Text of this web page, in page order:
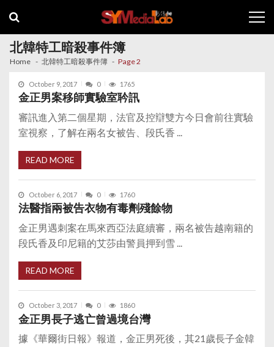
navigation
content
北韓特工暗殺事件簿
Home 北韓特工暗殺事件簿 Page 2
October 9, 2017 0 1765
金正男案移師實驗室耹訊
審訊進入第二個星期，法官及控辯雙方今日會前往實驗
室視察，了解在兩名女被告、段氏香 ...
READ MORE
October 6, 2017 0 1760
法醫指兩被告衣物有毒劑殘餘物
金正男遇刺案在馬來西亞法庭續審，兩名被告越南籍的
段氏香及印尼籍的艾莎由警員押到雪 ...
READ MORE
October 3, 2017 0 1860
金正男長子逃亡曾過境台灣
據《華爾街日報》報道，金正男死後，其21歲長子金韓